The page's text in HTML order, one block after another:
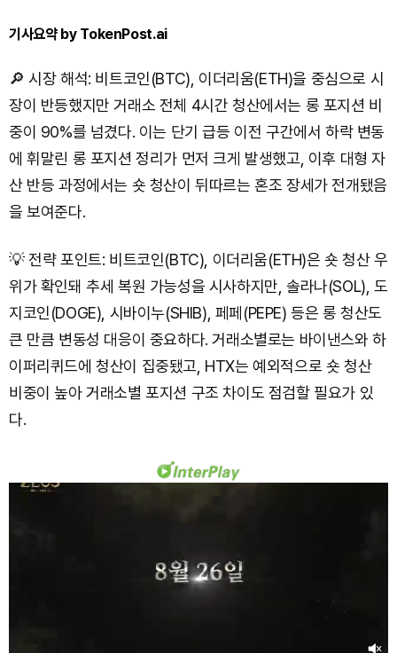
기사요약 by TokenPost.ai
🔎 시장 해석: 비트코인(BTC), 이더리움(ETH)을 중심으로 시
장이 반등했지만 거래소 전체 4시간 청산에서는 롱 포지션 비
중이 90%를 넘겼다. 이는 단기 급등 이전 구간에서 하락 변동
에 휘말린 롱 포지션 정리가 먼저 크게 발생했고, 이후 대형 자
산 반등 과정에서는 숏 청산이 뒤따르는 혼조 장세가 전개됐음
을 보여준다.
💡 전략 포인트: 비트코인(BTC), 이더리움(ETH)은 숏 청산 우
위가 확인돼 추세 복원 가능성을 시사하지만, 솔라나(SOL), 도
지코인(DOGE), 시바이누(SHIB), 페페(PEPE) 등은 롱 청산도
큰 만큼 변동성 대응이 중요하다. 거래소별로는 바이낸스와 하
이퍼리퀴드에 청산이 집중됐고, HTX는 예외적으로 숏 청산
비중이 높아 거래소별 포지션 구조 차이도 점검할 필요가 있
다.